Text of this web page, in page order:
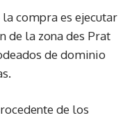
compra es ejecutar
de la zona des Prat
de dominio
de los